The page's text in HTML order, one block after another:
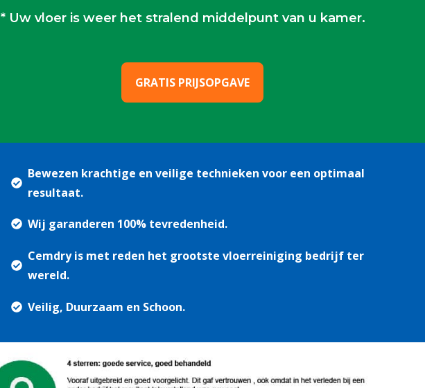
* Uw vloer is weer het stralend middelpunt van u kamer.
GRATIS PRIJSOPGAVE
Bewezen krachtige en veilige technieken voor een optimaal
resultaat.
Wij garanderen 100% tevredenheid.
Cemdry is met reden het grootste vloerreiniging bedrijf ter
wereld.
Veilig, Duurzaam en Schoon.